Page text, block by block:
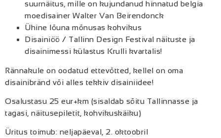
suurnäitus, mille on kujundanud hinnatud belgia
moedisainer Walter Van Beirendonck
Ühine lõuna mõnusas kohvikus
Disainiöö / Tallinn Design Festival näituste ja
disainimessi külastus Krulli kvartalis!
Rännakule on oodatud ettevõtted, kellel on oma
disainibränd või alles tekkiv disainiidee!
Osalustasu 25 eur+km (sisaldab sõitu Tallinnasse ja
tagasi, näitusepiletit, kohvikuskäiku)
Üritus toimub: neljapäeval, 2. oktoobril